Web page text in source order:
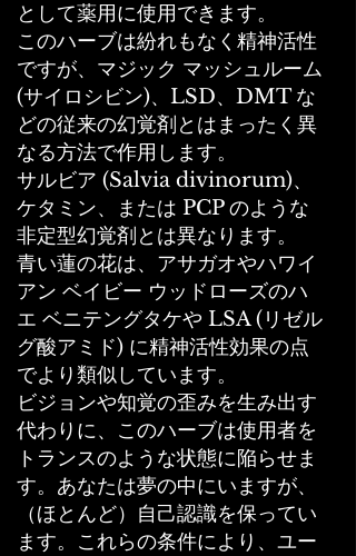
として薬用に使用できます。
このハーブは紛れもなく精神活性
ですが、マジック マッシュルーム
(サイロシビン)、LSD、DMT な
どの従来の幻覚剤とはまったく異
なる方法で作用します。
サルビア (Salvia divinorum)、
ケタミン、または PCP のような
非定型幻覚剤とは異なります。
青い蓮の花は、アサガオやハワイ
アン ベイビー ウッドローズのハ
エ ベニテングタケや LSA (リゼル
グ酸アミド) に精神活性効果の点
でより類似しています。
ビジョンや知覚の歪みを生み出す
代わりに、このハーブは使用者を
トランスのような状態に陥らせま
す。あなたは夢の中にいますが、
（ほとんど）自己認識を保ってい
ます。これらの条件により、ユー